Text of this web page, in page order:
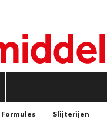
Formules Slijterijen